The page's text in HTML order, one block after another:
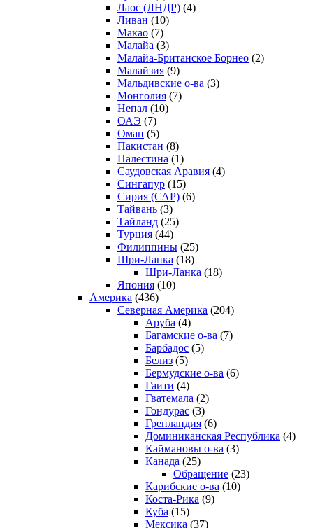
Лаос (ЛНДР) (4)
Ливан (10)
Макао (7)
Малайа (3)
Малайа-Британское Борнео (2)
Малайзия (9)
Мальдивские о-ва (3)
Монголия (7)
Непал (10)
ОАЭ (7)
Оман (5)
Пакистан (8)
Палестина (1)
Саудовская Аравия (4)
Сингапур (15)
Сирия (САР) (6)
Тайвань (3)
Тайланд (25)
Турция (44)
Филиппины (25)
Шри-Ланка (18)
Шри-Ланка (18)
Япония (10)
Америка (436)
Северная Америка (204)
Аруба (4)
Багамские о-ва (7)
Барбадос (5)
Белиз (5)
Бермудские о-ва (6)
Гаити (4)
Гватемала (2)
Гондурас (3)
Гренландия (6)
Доминиканская Республика (4)
Каймановы о-ва (3)
Канада (25)
Обращение (23)
Карибские о-ва (10)
Коста-Рика (9)
Куба (15)
Мексика (37)